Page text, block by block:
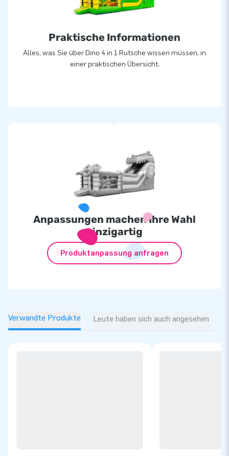
Praktische Informationen
Alles, was Sie über Dino 4 in 1 Rutsche wissen müssen, in
einer praktischen Übersicht.
Anpassungen machen Ihre Wahl
einzigartig
Produktanpassung anfragen
Verwandte Produkte Leute haben sich auch angesehen